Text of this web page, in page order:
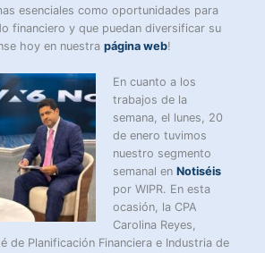
esenciales como oportunidades para
financiero y que puedan diversificar su
hoy en nuestrapágina web!
En cuanto a los
trabajos de la
semana, el lunes, 20
de enero tuvimos
nuestro segmento
semanal enNotiséis
por WIPR. En esta
ocasión, la CPA
Carolina Reyes,
de Planificación Financiera e Industria de